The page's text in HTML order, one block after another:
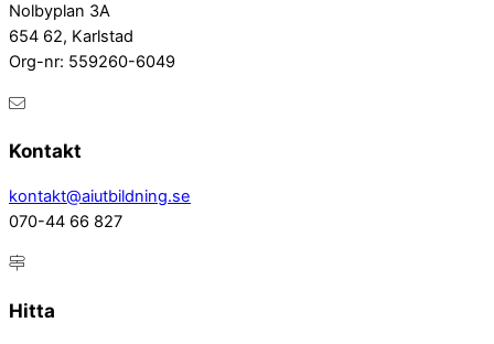
Nolbyplan 3A
654 62, Karlstad
Org-nr: 559260-6049
Kontakt
kontakt@aiutbildning.se
070-44 66 827
Hitta